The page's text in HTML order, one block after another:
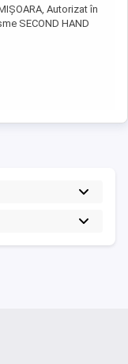
Autorizat în
SECOND HAND
LA DOMICILIUL
-Factura se va emite în
euro al Bancii